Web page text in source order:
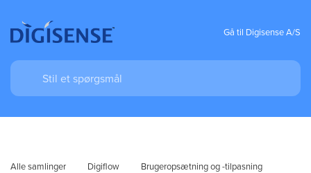
Gå til Digisense A/S
Alle samlinger Digiflow
Brugeropsætning og -tilpasning